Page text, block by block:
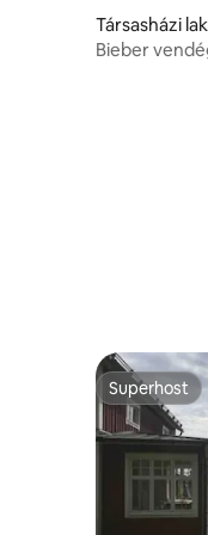
Társasházi
Bieber
Superhost
Superhost